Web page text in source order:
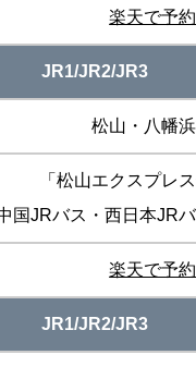
楽天で予
JR1/JR2/JR3
松山・八幡
「松山エクスプレス
中国JRバス・西日本JRバ
楽天で予
JR1/JR2/JR3